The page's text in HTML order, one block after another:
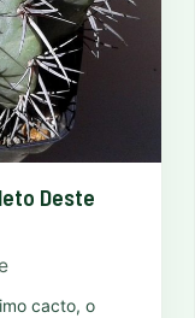
Deste
cacto, o